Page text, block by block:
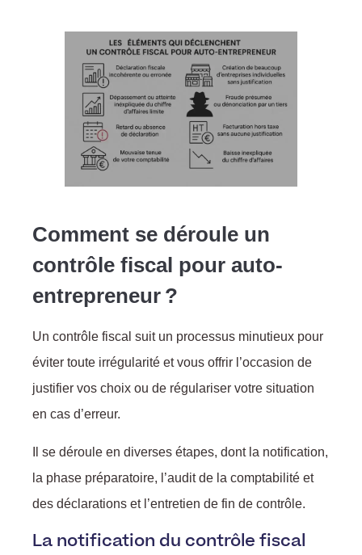
Comment se déroule un
contrôle fiscal pour auto-
entrepreneur ?
Un contrôle fiscal suit un processus minutieux pour
éviter toute irrégularité et vous offrir l’occasion de
justifier vos choix ou de régulariser votre situation
en cas d’erreur.
Il se déroule en diverses étapes, dont la notification,
la phase préparatoire, l’audit de la comptabilité et
des déclarations et l’entretien de fin de contrôle.
La notification du contrôle fiscal